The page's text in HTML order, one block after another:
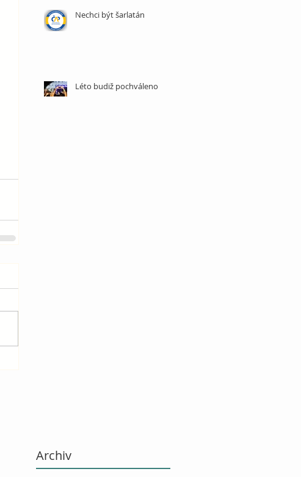
Nechci být šarlatán
Léto budiž pochváleno
Archiv